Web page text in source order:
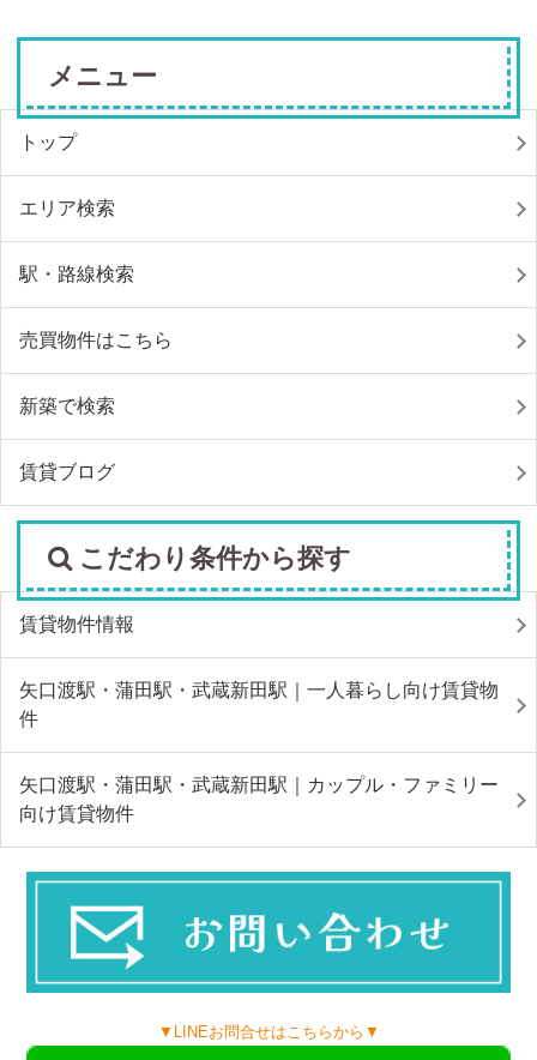
メニュー
トップ
エリア検索
駅・路線検索
売買物件はこちら
新築で検索
賃貸ブログ
こだわり条件から探す
賃貸物件情報
矢口渡駅・蒲田駅・武蔵新田駅｜一人暮らし向け賃貸物
件
矢口渡駅・蒲田駅・武蔵新田駅｜カップル・ファミリー
向け賃貸物件
▼LINEお問合せはこちらから▼